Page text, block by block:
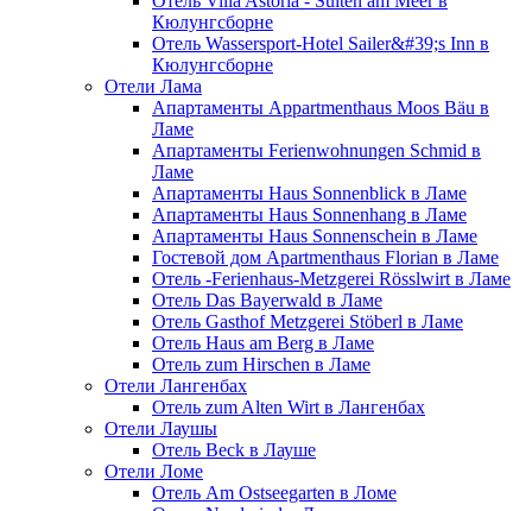
Кюлунгсборне
Отель Wassersport-Hotel Sailer&#39;s Inn в
Кюлунгсборне
Отели Лама
Апартаменты Appartmenthaus Moos Bäu в
Ламе
Апартаменты Ferienwohnungen Schmid в
Ламе
Апартаменты Haus Sonnenblick в Ламе
Апартаменты Haus Sonnenhang в Ламе
Апартаменты Haus Sonnenschein в Ламе
Гостевой дом Apartmenthaus Florian в Ламе
Отель -Ferienhaus-Metzgerei Rösslwirt в Ламе
Отель Das Bayerwald в Ламе
Отель Gasthof Metzgerei Stöberl в Ламе
Отель Haus am Berg в Ламе
Отель zum Hirschen в Ламе
Отели Лангенбах
Отель zum Alten Wirt в Лангенбах
Отели Лаушы
Отель Beck в Лауше
Отели Ломе
Отель Am Ostseegarten в Ломе